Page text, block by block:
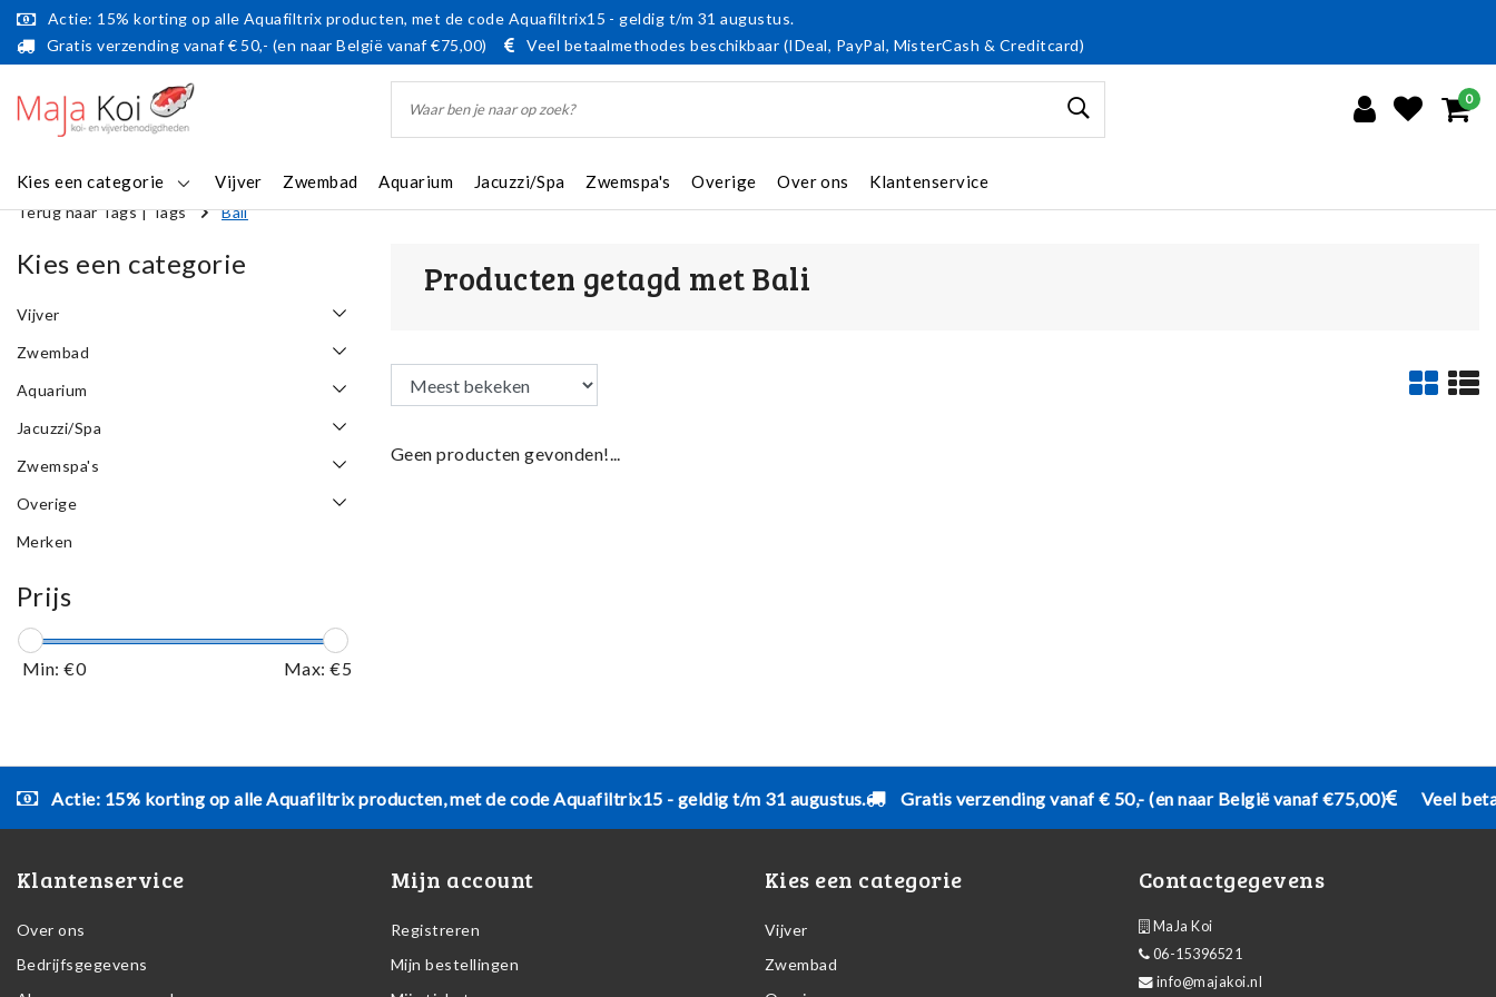
Actie: 15% korting op alle Aquafiltrix producten, met de code Aquafiltrix15 - geldig t/m 31 augustus.
Gratis verzending vanaf € 50,- (en naar België vanaf €75,00)
Veel betaalmethodes beschikbaar (IDeal, PayPal, MisterCash & Creditcard)
0
Kies een categorie Vijver Zwembad Aquarium Jacuzzi/Spa Zwemspa's Overige Over ons Klantenservice
Terug naar Tags|Tags Bali
Kies een categorie
Vijver
Zwembad
Aquarium
Jacuzzi/Spa
Zwemspa's
Overige
Merken
Prijs
Min: €0 Max: €5
Producten getagd met Bali
Geen producten gevonden!...
Actie: 15% korting op alle Aquafiltrix producten, met de code Aquafiltrix15 - geldig t/m 31 augustus. Gratis verzending vanaf € 50,- (en naar België vanaf €75,00) Veel
Klantenservice
Over ons
Bedrijfsgegevens
Mijn account
Registreren
Mijn bestellingen
Kies een categorie
Vijver
Zwembad
Contactgegevens
MaJa Koi
06-15396521
info@majakoi.nl